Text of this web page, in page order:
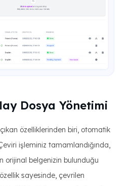
Dosya Yönetimi
özelliklerinden biri, otomatik
işleminiz tamamlandığında,
orijinal belgenizin bulunduğu
sayesinde, çevrilen